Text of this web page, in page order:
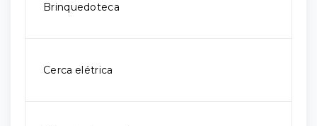
Brinquedoteca
Cerca elétrica